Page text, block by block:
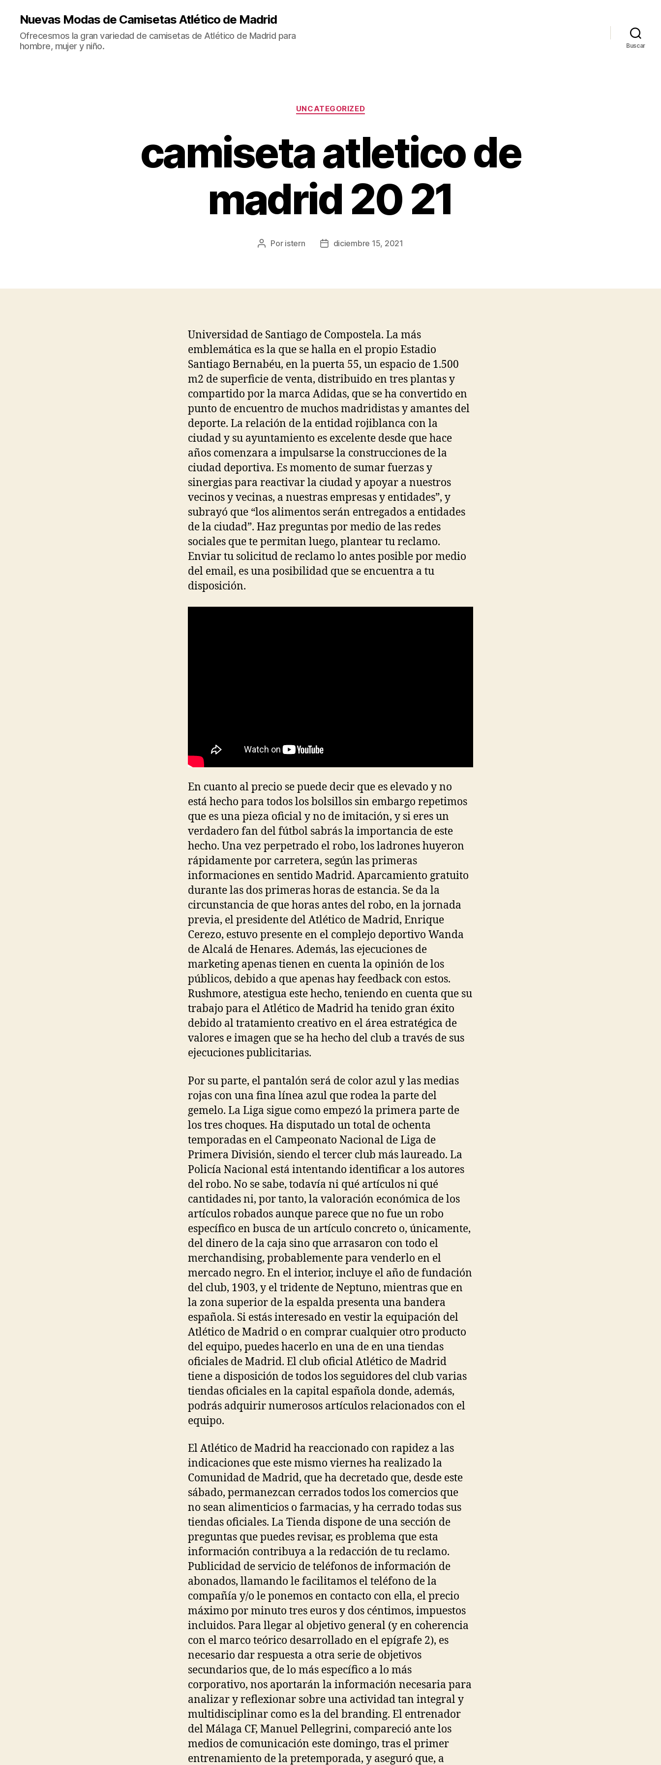
Nuevas Modas de Camisetas Atlético de Madrid
Ofrecesmos la gran variedad de camisetas de Atlético de Madrid para
hombre, mujer y niño.
Buscar
Categorías
UNCATEGORIZED
camiseta atletico de
madrid 20 21
Autor
Por istern
Fechadiciembre 15, 2021
Universidad de Santiago de Compostela. La más
emblemática es la que se halla en el propio Estadio
Santiago Bernabéu, en la puerta 55, un espacio de 1.500
m2 de superficie de venta, distribuido en tres plantas y
compartido por la marca Adidas, que se ha convertido en
punto de encuentro de muchos madridistas y amantes del
deporte. La relación de la entidad rojiblanca con la
ciudad y su ayuntamiento es excelente desde que hace
años comenzara a impulsarse la construcciones de la
ciudad deportiva. Es momento de sumar fuerzas y
sinergias para reactivar la ciudad y apoyar a nuestros
vecinos y vecinas, a nuestras empresas y entidades”, y
subrayó que “los alimentos serán entregados a entidades
de la ciudad”. Haz preguntas por medio de las redes
sociales que te permitan luego, plantear tu reclamo.
Enviar tu solicitud de reclamo lo antes posible por medio
del email, es una posibilidad que se encuentra a tu
disposición.
En cuanto al precio se puede decir que es elevado y no
está hecho para todos los bolsillos sin embargo repetimos
que es una pieza oficial y no de imitación, y si eres un
verdadero fan del fútbol sabrás la importancia de este
hecho. Una vez perpetrado el robo, los ladrones huyeron
rápidamente por carretera, según las primeras
informaciones en sentido Madrid. Aparcamiento gratuito
durante las dos primeras horas de estancia. Se da la
circunstancia de que horas antes del robo, en la jornada
previa, el presidente del Atlético de Madrid, Enrique
Cerezo, estuvo presente en el complejo deportivo Wanda
de Alcalá de Henares. Además, las ejecuciones de
marketing apenas tienen en cuenta la opinión de los
públicos, debido a que apenas hay feedback con estos.
Rushmore, atestigua este hecho, teniendo en cuenta que su
trabajo para el Atlético de Madrid ha tenido gran éxito
debido al tratamiento creativo en el área estratégica de
valores e imagen que se ha hecho del club a través de sus
ejecuciones publicitarias.
Por su parte, el pantalón será de color azul y las medias
rojas con una fina línea azul que rodea la parte del
gemelo. La Liga sigue como empezó la primera parte de
los tres choques. Ha disputado un total de ochenta
temporadas en el Campeonato Nacional de Liga de
Primera División, siendo el tercer club más laureado. La
Policía Nacional está intentando identificar a los autores
del robo. No se sabe, todavía ni qué artículos ni qué
cantidades ni, por tanto, la valoración económica de los
artículos robados aunque parece que no fue un robo
específico en busca de un artículo concreto o, únicamente,
del dinero de la caja sino que arrasaron con todo el
merchandising, probablemente para venderlo en el
mercado negro. En el interior, incluye el año de fundación
del club, 1903, y el tridente de Neptuno, mientras que en
la zona superior de la espalda presenta una bandera
española. Si estás interesado en vestir la equipación del
Atlético de Madrid o en comprar cualquier otro producto
del equipo, puedes hacerlo en una de en una tiendas
oficiales de Madrid. El club oficial Atlético de Madrid
tiene a disposición de todos los seguidores del club varias
tiendas oficiales en la capital española donde, además,
podrás adquirir numerosos artículos relacionados con el
equipo.
El Atlético de Madrid ha reaccionado con rapidez a las
indicaciones que este mismo viernes ha realizado la
Comunidad de Madrid, que ha decretado que, desde este
sábado, permanezcan cerrados todos los comercios que
no sean alimenticios o farmacias, y ha cerrado todas sus
tiendas oficiales. La Tienda dispone de una sección de
preguntas que puedes revisar, es problema que esta
información contribuya a la redacción de tu reclamo.
Publicidad de servicio de teléfonos de información de
abonados, llamando le facilitamos el teléfono de la
compañía y/o le ponemos en contacto con ella, el precio
máximo por minuto tres euros y dos céntimos, impuestos
incluidos. Para llegar al objetivo general (y en coherencia
con el marco teórico desarrollado en el epígrafe 2), es
necesario dar respuesta a otra serie de objetivos
secundarios que, de lo más específico a lo más
corporativo, nos aportarán la información necesaria para
analizar y reflexionar sobre una actividad tan integral y
multidisciplinar como es la del branding. El entrenador
del Málaga CF, Manuel Pellegrini, compareció ante los
medios de comunicación este domingo, tras el primer
entrenamiento de la pretemporada, y aseguró que, a